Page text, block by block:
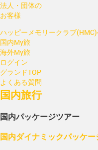
法人・団体の
お客様
ハッピーメモリークラブ
国内My旅
海外My旅
ログイン
グランドTOP
よくある質問
国内旅行
国内パッケージツアー
国内ダイナミックパッケー